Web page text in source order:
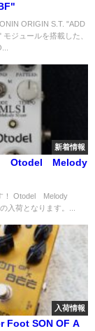
ORIGIN S.T. "ADD
ジュールを搭載した、
新着情報
Otodel Melody
！ Otodel Melody
入荷となります。...
入荷情報
Foot SON OF A